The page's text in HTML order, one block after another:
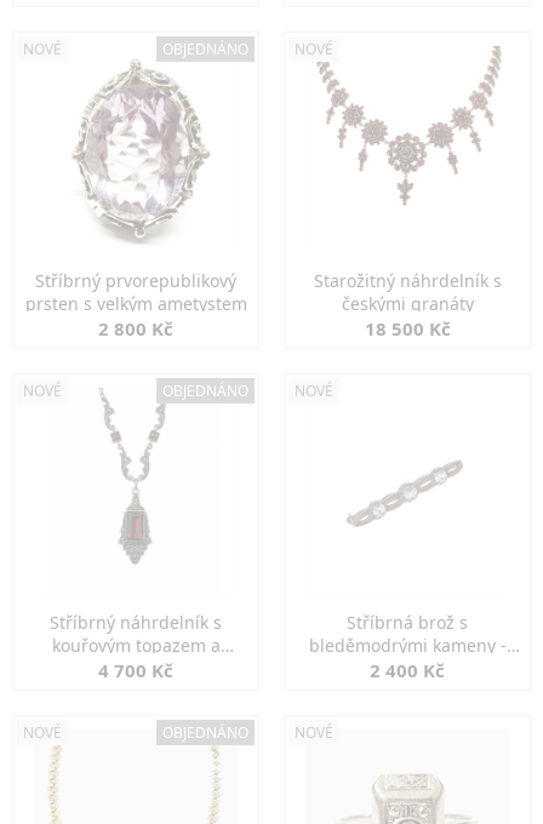
NOVÉ OBJEDNÁNO
Stříbrný prvorepublikový
prsten s velkým ametystem
2 800 Kč
NOVÉ
Starožitný náhrdelník s
českými granáty
18 500 Kč
NOVÉ OBJEDNÁNO
Stříbrný náhrdelník s
kouřovým topazem a
markazity
4 700 Kč
NOVÉ
Stříbrná brož s
bleděmodrými kameny -
jemná elegance
2 400 Kč
NOVÉ OBJEDNÁNO NOVÉ